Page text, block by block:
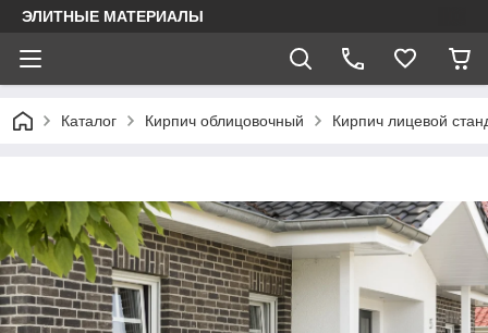
ЭЛИТНЫЕ МАТЕРИАЛЫ
Каталог Кирпич облицовочный Кирпич лицевой